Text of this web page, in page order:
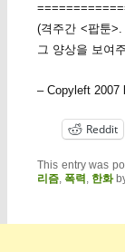
(격주간 <팝툰
그 양상을 보여
– Copyleft 2007
Reddit
This entry was
리즘, 폭력 한화